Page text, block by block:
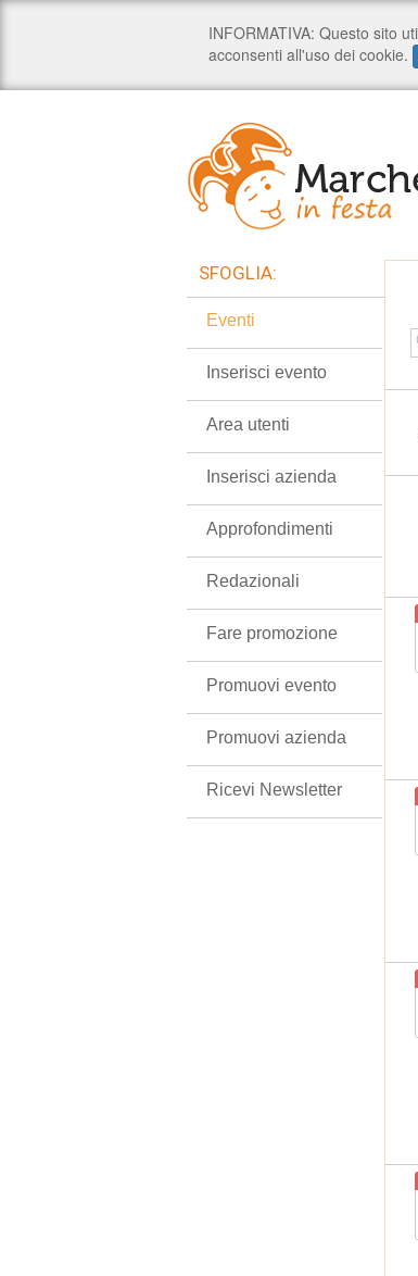
SFOGLIA:
Eventi
Inserisci evento
Area utenti
Inserisci azienda
Approfondimenti
Redazionali
Fare promozione
Promuovi evento
Promuovi azienda
Ricevi Newsletter